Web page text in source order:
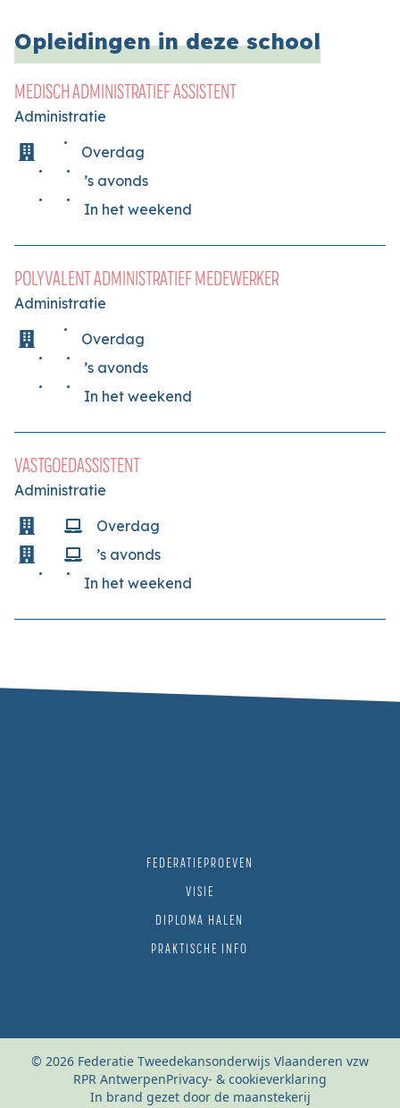
Opleidingen in deze school
MEDISCH ADMINISTRATIEF ASSISTENT
Administratie
Overdag
’s avonds
In het weekend
POLYVALENT ADMINISTRATIEF MEDEWERKER
Administratie
Overdag
’s avonds
In het weekend
VASTGOEDASSISTENT
Administratie
Overdag
’s avonds
In het weekend
FEDERATIEPROEVEN
VISIE
DIPLOMA HALEN
PRAKTISCHE INFO
© 2026 Federatie Tweedekansonderwijs Vlaanderen vzw
RPR AntwerpenPrivacy- & cookieverklaring
In brand gezet door de maanstekerij